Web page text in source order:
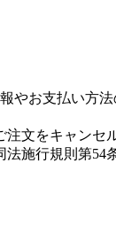
やお支払い方
文をキャンセ
施行規則第54